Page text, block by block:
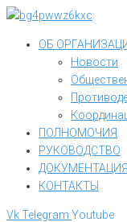
Перейти
контенту
ОБ
Новости
ПОЛНОМОЧИЯ
РУКОВОДСТВО
ДОКУМЕНТАЦИЯ
КОНТАКТЫ
VkTelegram Youtube